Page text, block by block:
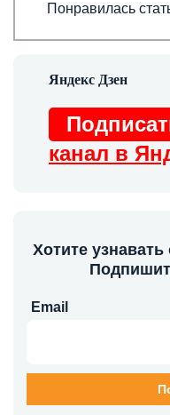
Понравилась
канал в
Хотите
Email